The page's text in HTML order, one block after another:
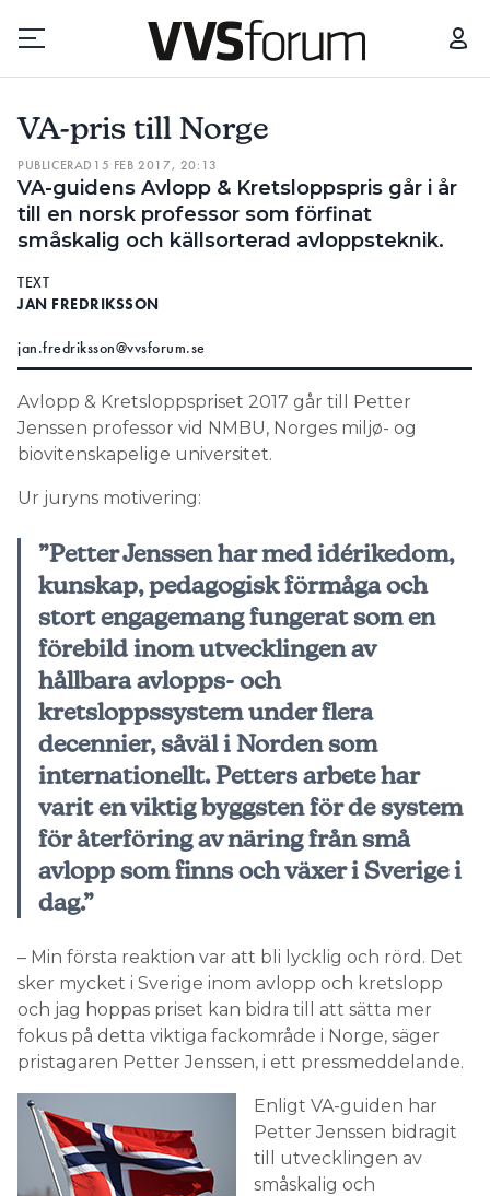
Prenumerera
Hantera prenumeration
Lediga jobb
Annonsera
Läs E-tidningen
Om tidningen
Kontakt
Information om GDPR
Search for:
SEARCH
VA-pris till Norge
PUBLICERAD 15 FEB 2017, 20:13
VA-guidens Avlopp & Kretsloppspris går i år
till en norsk professor som förfinat
småskalig och källsorterad avloppsteknik.
TEXT
JAN FREDRIKSSON
jan.fredriksson@vvsforum.se
Avlopp & Kretsloppspriset 2017 går till Petter
Jenssen professor vid NMBU, Norges miljø- og
biovitenskapelige universitet.
Ur juryns motivering:
”Petter Jenssen har med idérikedom,
kunskap, pedagogisk förmåga och
stort engagemang fungerat som en
förebild inom utvecklingen av
hållbara avlopps- och
kretsloppssystem under flera
decennier, såväl i Norden som
internationellt. Petters arbete har
varit en viktig byggsten för de system
för återföring av näring från små
avlopp som finns och växer i Sverige i
dag.”
– Min första reaktion var att bli lycklig och rörd. Det
sker mycket i Sverige inom avlopp och kretslopp
och jag hoppas priset kan bidra till att sätta mer
fokus på detta viktiga fackområde i Norge, säger
pristagaren Petter Jenssen, i ett pressmeddelande.
Enligt VA-guiden har
Petter Jenssen bidragit
till utvecklingen av
småskalig och
VA-PRIS TILL NORGE HAN ÄR LIKA STOR SOM ZLATAN